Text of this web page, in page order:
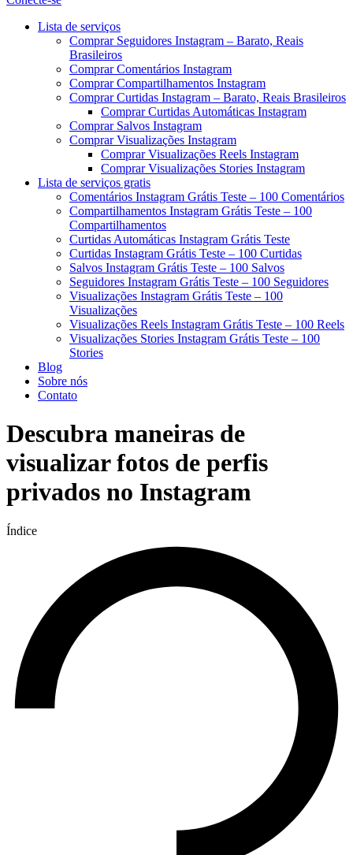
Menu
Lista de serviços
Comprar Seguidores Instagram – Barato, Reais
Brasileiros
Comprar Comentários Instagram
Comprar Compartilhamentos Instagram
Comprar Curtidas Instagram – Barato, Reais Brasileiros
Comprar Curtidas Automáticas Instagram
Comprar Salvos Instagram
Comprar Visualizações Instagram
Comprar Visualizações Reels Instagram
Comprar Visualizações Stories Instagram
Lista de serviços gratis
Comentários Instagram Grátis Teste – 100 Comentários
Compartilhamentos Instagram Grátis Teste – 100
Compartilhamentos
Curtidas Automáticas Instagram Grátis Teste
Curtidas Instagram Grátis Teste – 100 Curtidas
Salvos Instagram Grátis Teste – 100 Salvos
Seguidores Instagram Grátis Teste – 100 Seguidores
Visualizações Instagram Grátis Teste – 100
Visualizações
Visualizações Reels Instagram Grátis Teste – 100 Reels
Visualizações Stories Instagram Grátis Teste – 100
Stories
Blog
Sobre nós
Contato
Descubra maneiras de
visualizar fotos de perfis
privados no Instagram
Índice